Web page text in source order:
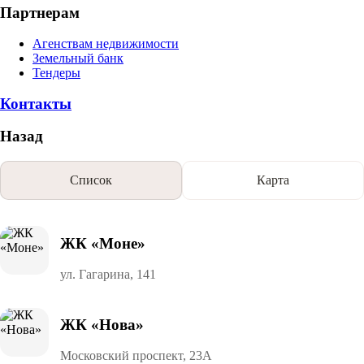
Партнерам
Агенствам недвижимости
Земельный банк
Тендеры
Контакты
Назад
Список Карта
ЖК «Моне»
ул. Гагарина, 141
ЖК «Нова»
Московский проспект, 23А